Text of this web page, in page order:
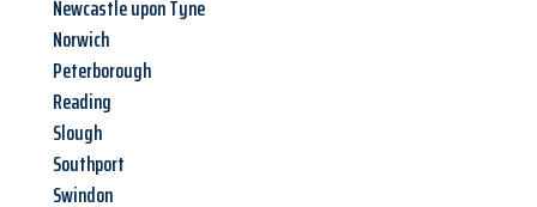
Newcastle upon Tyne
Norwich
Peterborough
Reading
Slough
Southport
Swindon